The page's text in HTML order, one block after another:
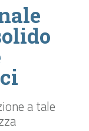
a tale